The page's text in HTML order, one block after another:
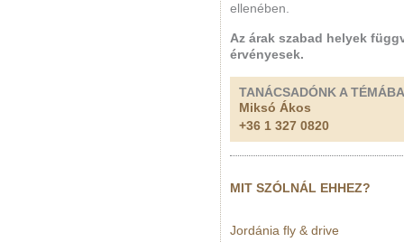
ellenében.
Az árak szabad helyek
érvényesek.
TANÁCSADÓNK A
Miksó Ákos
+36 1 327 0820
MIT SZÓLNÁL EHHEZ?
Jordánia fly & drive